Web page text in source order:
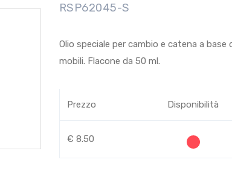
RSP62045-S
Olio speciale per cambio e catena a
mobili. Flacone da 50 ml.
Prezzo Disponibilità
€ 8.50